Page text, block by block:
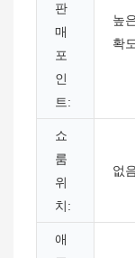
판
매
포
인
트:
높
확
쇼
룸
위
치:
없
애